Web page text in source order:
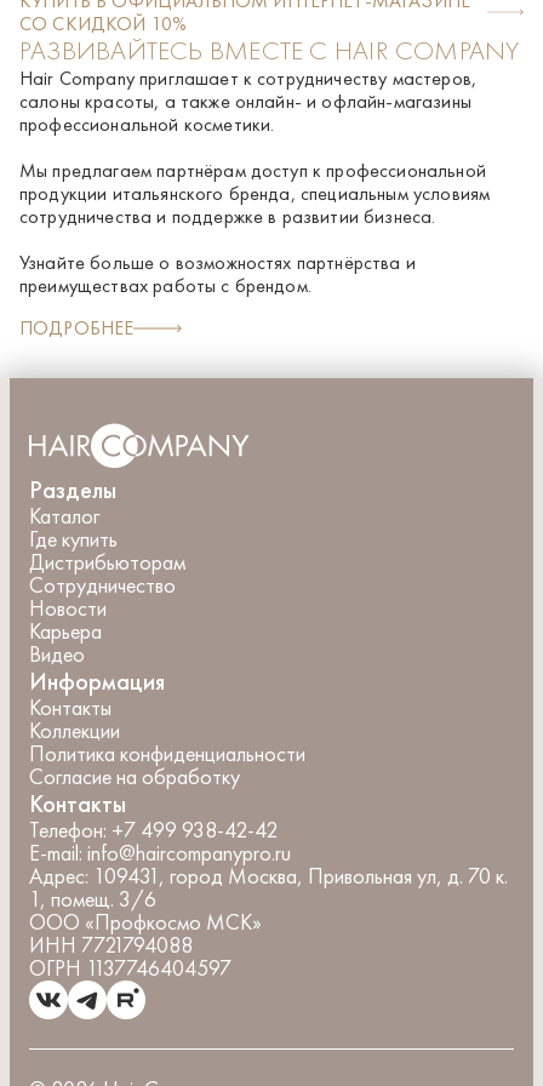
противовоспалительным эффектом, нормализующий
годролипидный баланс кожи головы; салициловую кислоту
– увлажняет, снимает зуд и покраснения кожи головы.
Активные компоненты: Альфа стем комплекс, Стволовые
клетки подсолнечника, Пироктон оламин, Глицериновый
экстракт эвкалипта, Эфирное масло чайного дерева,
Салициловая кислота
легкий массаж. Не смывайте.
extract, Sodium lactate, Sodium PCA, Melaleuca alternifolia
(Tea tree) leaf oil, Salicylic acid, Urea, Fructose,
Glycerophosphoinositol choline, Glycine, Inositol, Niacinamide,
Butylene glycol, Bisabolol, Phenoxyethanol, Glycyrrhetinic acid,
Allantoin, Ethylhexylglycerin
СО СКИДКОЙ 10%
РАЗВИВАЙТЕСЬ ВМЕСТЕ С HAIR COMPANY
Hair Company приглашает к сотрудничеству мастеров,
салоны красоты, а также онлайн- и офлайн-магазины
профессиональной косметики.
Мы предлагаем партнёрам доступ к профессиональной
продукции итальянского бренда, специальным условиям
сотрудничества и поддержке в развитии бизнеса.
Узнайте больше о возможностях партнёрства и
преимуществах работы с брендом.
ПОДРОБНЕЕ
Разделы
Каталог
Где купить
Дистрибьюторам
Сотрудничество
Новости
Карьера
Видео
Информация
Контакты
Коллекции
Политика конфиденциальности
Согласие на обработку
Контакты
Телефон: +7 499 938-42-42
E-mail: info@haircompanypro.ru
Адрес: 109431, город Москва, Привольная ул, д. 70 к.
1, помещ. 3/6
ООО «Профкосмо МСК»
ИНН 7721794088
ОГРН 1137746404597